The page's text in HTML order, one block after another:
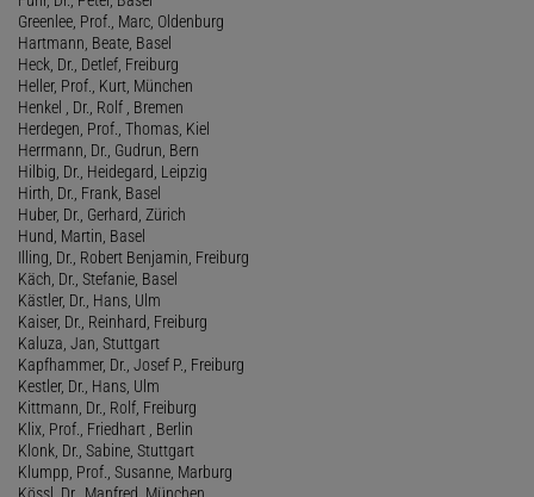
Greenlee, Prof., Marc, Oldenburg
Hartmann, Beate, Basel
Heck, Dr., Detlef, Freiburg
Heller, Prof., Kurt, München
Henkel , Dr., Rolf , Bremen
Herdegen, Prof., Thomas, Kiel
Herrmann, Dr., Gudrun, Bern
Hilbig, Dr., Heidegard, Leipzig
Hirth, Dr., Frank, Basel
Huber, Dr., Gerhard, Zürich
Hund, Martin, Basel
Illing, Dr., Robert Benjamin, Freiburg
Käch, Dr., Stefanie, Basel
Kästler, Dr., Hans, Ulm
Kaiser, Dr., Reinhard, Freiburg
Kaluza, Jan, Stuttgart
Kapfhammer, Dr., Josef P., Freiburg
Kestler, Dr., Hans, Ulm
Kittmann, Dr., Rolf, Freiburg
Klix, Prof., Friedhart , Berlin
Klonk, Dr., Sabine, Stuttgart
Klumpp, Prof., Susanne, Marburg
Kössl, Dr., Manfred, München